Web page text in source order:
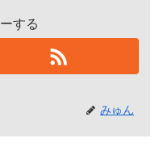
する
みゅん